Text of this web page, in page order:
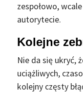
zespołowo,
autorytecie.
Kolejne
Nie da się ukryć,
uciążliwych,
kolejny częsty